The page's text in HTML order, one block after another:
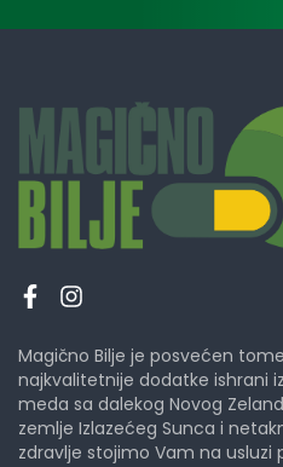
Magično Bilje je posvećen
najkvalitetnije dodatke ishrani
meda sa dalekog Novog
zemlje Izlazećeg Sunca i
zdravlje stojimo Vam na usluzi